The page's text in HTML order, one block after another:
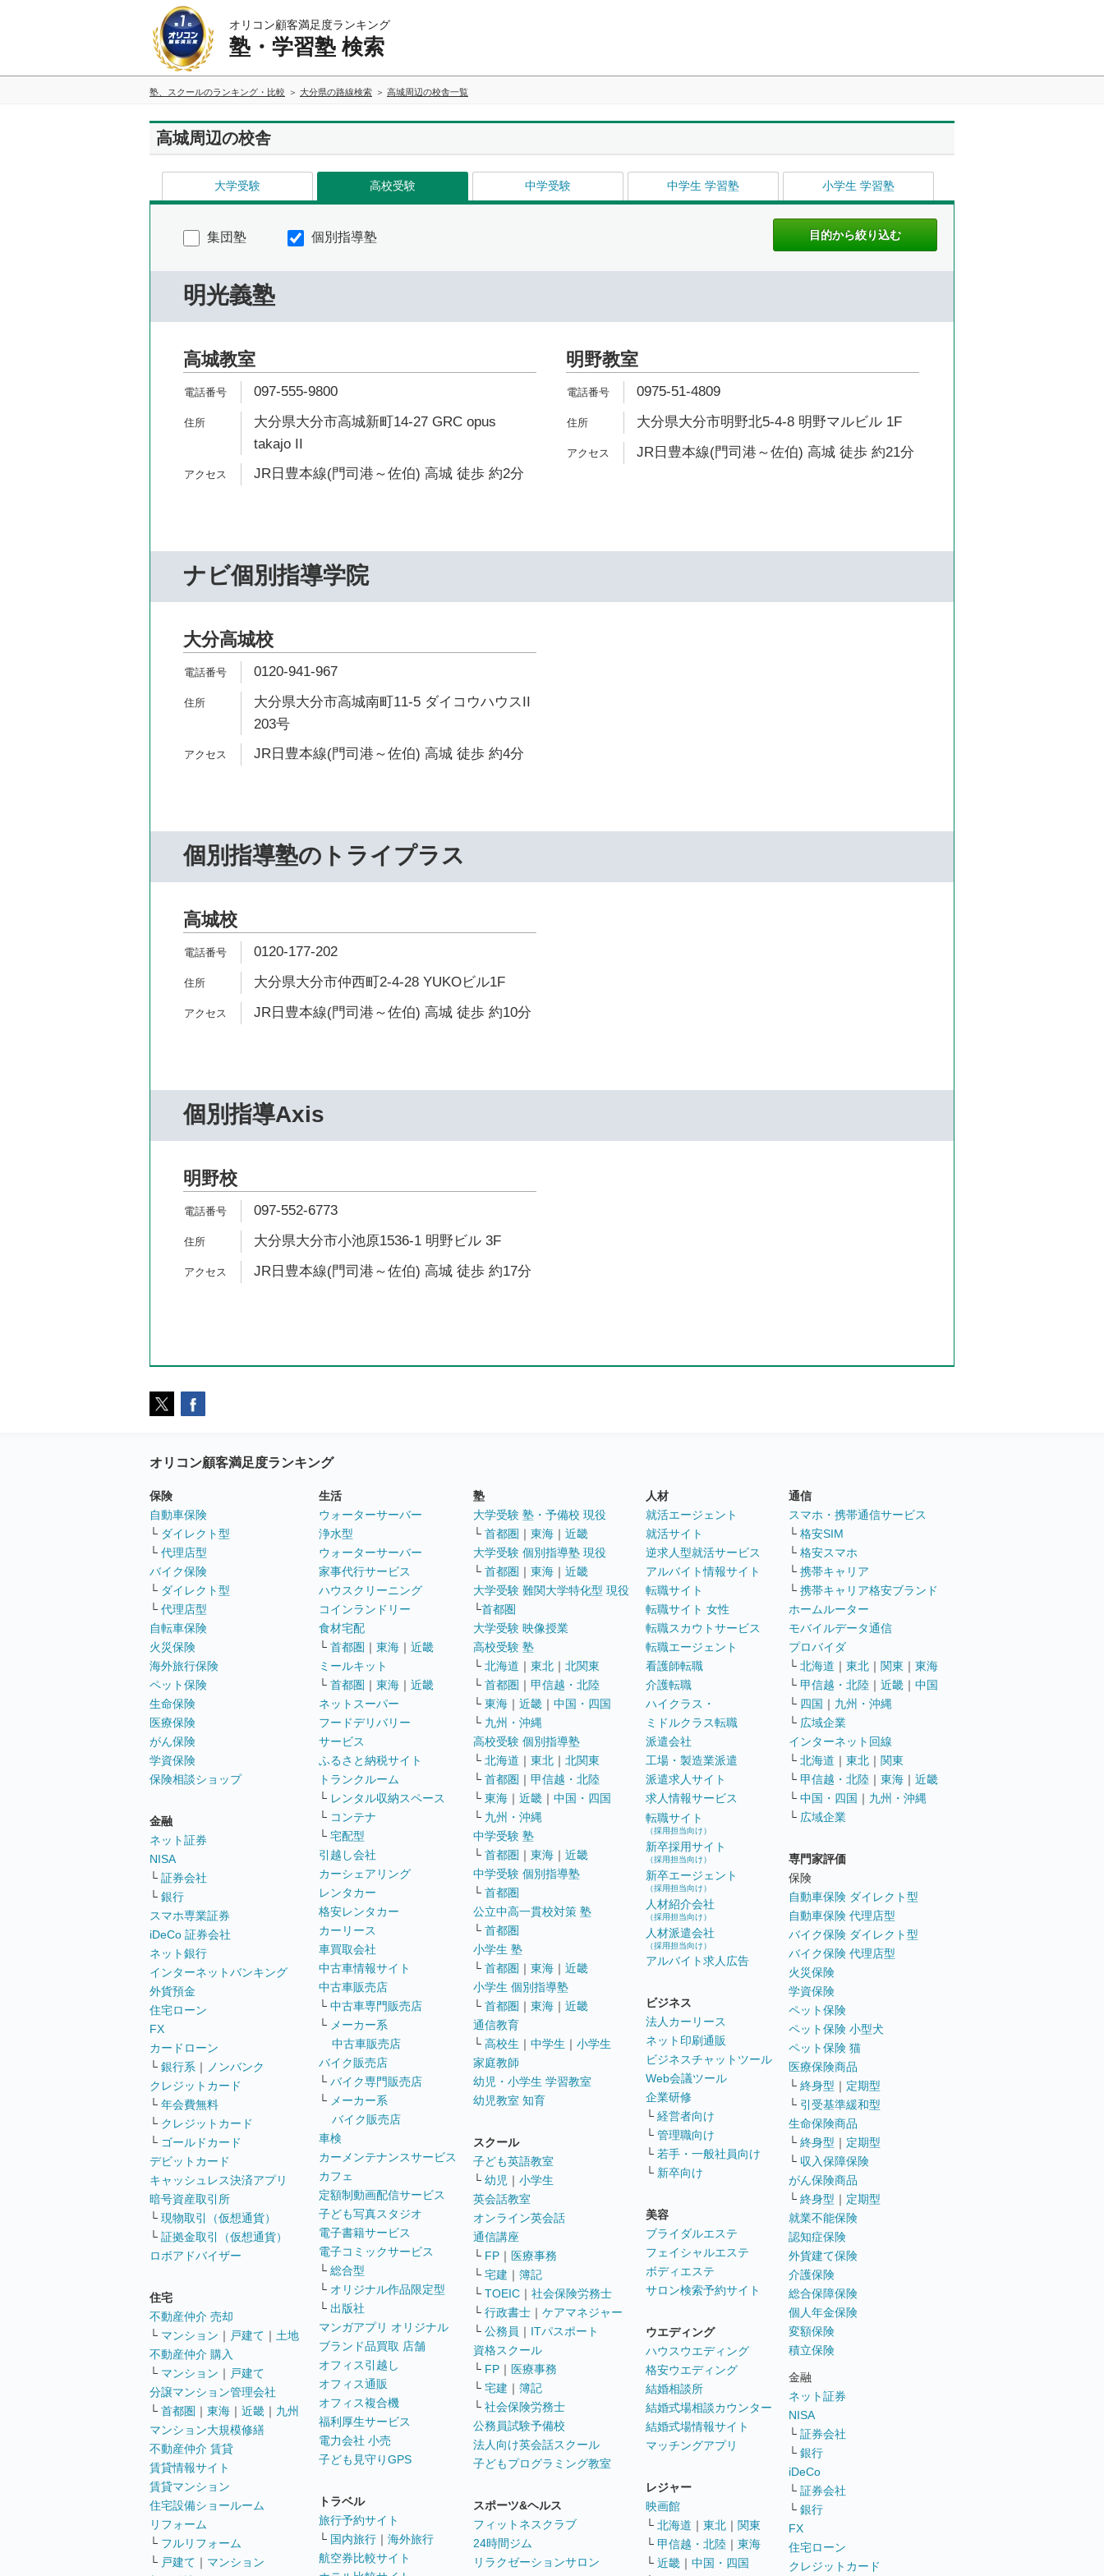
オリコン顧客満足度ランキング
塾・学習塾 検索
塾、スクールのランキング・比較 大分県の路線検索 高城周辺の校舎一覧
高城周辺の校舎
大学受験 高校受験 中学受験 中学生 学習塾 小学生 学習塾
集団塾 個別指導塾
明光義塾
高城教室
097-555-9800
大分県大分市高城新町14-27 GRC opus
takajo II
JR日豊本線(門司港～佐伯) 高城 徒歩 約2分
明野教室
0975-51-4809
大分県大分市明野北5-4-8 明野マルビル 1F
JR日豊本線(門司港～佐伯) 高城 徒歩 約21分
ナビ個別指導学院
大分高城校
0120-941-967
大分県大分市高城南町11-5 ダイコウハウスII
203号
JR日豊本線(門司港～佐伯) 高城 徒歩 約4分
個別指導塾のトライプラス
高城校
0120-177-202
大分県大分市仲西町2-4-28 YUKOビル1F
JR日豊本線(門司港～佐伯) 高城 徒歩 約10分
個別指導Axis
明野校
097-552-6773
大分県大分市小池原1536-1 明野ビル 3F
JR日豊本線(門司港～佐伯) 高城 徒歩 約17分
オリコン顧客満足度ランキング
保険
自動車保険
└ ダイレクト型
└ 代理店型
バイク保険
└ ダイレクト型
└ 代理店型
自転車保険
火災保険
海外旅行保険
ペット保険
生命保険
医療保険
がん保険
学資保険
保険相談ショップ
金融
ネット証券
NISA
└ 証券会社
└ 銀行
スマホ専業証券
iDeCo 証券会社
ネット銀行
インターネットバンキング
外貨預金
住宅ローン
FX
カードローン
└ 銀行系 ｜
ノンバンク
クレジットカード
└ 年会費無料
└ クレジットカード
└ ゴールドカード
デビットカード
キャッシュレス決済アプリ
暗号資産取引所
└ 現物取引（仮想通貨）
└ 証拠金取引（仮想通貨）
ロボアドバイザー
住宅
不動産仲介 売却
└ マンション ｜ 戸建て ｜ 土地
不動産仲介 購入
└ マンション ｜ 戸建て
分譲マンション管理会社
└ 首都圏 ｜ 東海 ｜ 近畿 ｜ 九州
マンション大規模修繕
不動産仲介 賃貸
賃貸情報サイト
賃貸マンション
住宅設備ショールーム
リフォーム
└ フルリフォーム
└ 戸建て ｜ マンション
生活
ウォーターサーバー
浄水型
ウォーターサーバー
家事代行サービス
ハウスクリーニング
コインランドリー
食材宅配
└ 首都圏 ｜ 東海 ｜ 近畿
ミールキット
└ 首都圏 ｜ 東海 ｜ 近畿
ネットスーパー
フードデリバリー
サービス
ふるさと納税サイト
トランクルーム
└ レンタル収納スペース
└ コンテナ
└ 宅配型
引越し会社
カーシェアリング
レンタカー
格安レンタカー
カーリース
車買取会社
中古車情報サイト
中古車販売店
└ 中古車専門販売店
└ メーカー系
中古車販売店
バイク販売店
└ バイク専門販売店
└ メーカー系
バイク販売店
車検
カーメンテナンスサービス
カフェ
定額制動画配信サービス
子ども写真スタジオ
電子書籍サービス
電子コミックサービス
└ 総合型
└ オリジナル作品限定型
└ 出版社
マンガアプリ オリジナル
ブランド品買取 店舗
オフィス引越し
オフィス通販
オフィス複合機
福利厚生サービス
電力会社 小売
子ども見守りGPS
トラベル
旅行予約サイト
└ 国内旅行 ｜ 海外旅行
航空券比較サイト
塾
大学受験 塾・予備校 現役
└ 首都圏 ｜ 東海 ｜ 近畿
大学受験 個別指導塾 現役
└ 首都圏 ｜ 東海 ｜ 近畿
大学受験 難関大学特化型 現役
└首都圏
大学受験 映像授業
高校受験 塾
└ 北海道 ｜ 東北 ｜ 北関東
└ 首都圏 ｜ 甲信越・北陸
└ 東海 ｜ 近畿 ｜ 中国・四国
└ 九州・沖縄
高校受験 個別指導塾
└ 北海道 ｜ 東北 ｜ 北関東
└ 首都圏 ｜ 甲信越・北陸
└ 東海 ｜ 近畿 ｜ 中国・四国
└ 九州・沖縄
中学受験 塾
└ 首都圏 ｜ 東海 ｜ 近畿
中学受験 個別指導塾
└ 首都圏
公立中高一貫校対策 塾
└ 首都圏
小学生 塾
└ 首都圏 ｜ 東海 ｜ 近畿
小学生 個別指導塾
└ 首都圏 ｜ 東海 ｜ 近畿
通信教育
└ 高校生 ｜ 中学生 ｜ 小学生
家庭教師
幼児・小学生 学習教室
幼児教室 知育
スクール
子ども英語教室
└ 幼児 ｜ 小学生
英会話教室
オンライン英会話
通信講座
└ FP ｜ 医療事務
└ 宅建 ｜ 簿記
└ TOEIC ｜ 社会保険労務士
└ 行政書士 ｜ ケアマネジャー
└ 公務員 ｜ ITパスポート
資格スクール
└ FP ｜ 医療事務
└ 宅建 ｜ 簿記
└ 社会保険労務士
公務員試験予備校
法人向け英会話スクール
子どもプログラミング教室
スポーツ&ヘルス
フィットネスクラブ
24時間ジム
リラクゼーションサロン
人材
就活エージェント
就活サイト
逆求人型就活サービス
アルバイト情報サイト
転職サイト
転職サイト 女性
転職スカウトサービス
転職エージェント
看護師転職
介護転職
ハイクラス・
ミドルクラス転職
派遣会社
工場・製造業派遣
派遣求人サイト
求人情報サービス
転職サイト
（採用担当向け）
新卒採用サイト
（採用担当向け）
新卒エージェント
（採用担当向け）
人材紹介会社
（採用担当向け）
人材派遣会社
（採用担当向け）
アルバイト求人広告
ビジネス
法人カーリース
ネット印刷通販
ビジネスチャットツール
Web会議ツール
企業研修
└ 経営者向け
└ 管理職向け
└ 若手・一般社員向け
└ 新卒向け
美容
ブライダルエステ
フェイシャルエステ
ボディエステ
サロン検索予約サイト
ウエディング
ハウスウエディング
格安ウエディング
結婚相談所
結婚式場相談カウンター
結婚式場情報サイト
マッチングアプリ
レジャー
映画館
└ 北海道 ｜ 東北 ｜ 関東
└ 甲信越・北陸 ｜ 東海
└ 近畿 ｜ 中国・四国
通信
スマホ・携帯通信サービス
└ 格安SIM
└ 格安スマホ
└ 携帯キャリア
└ 携帯キャリア格安ブランド
ホームルーター
モバイルデータ通信
プロバイダ
└ 北海道 ｜ 東北 ｜ 関東 ｜ 東海
└ 甲信越・北陸 ｜ 近畿 ｜ 中国
└ 四国 ｜ 九州・沖縄
└ 広域企業
インターネット回線
└ 北海道 ｜ 東北 ｜ 関東
└ 甲信越・北陸 ｜ 東海 ｜ 近畿
└ 中国・四国 ｜ 九州・沖縄
└ 広域企業
専門家評価
保険
自動車保険 ダイレクト型
自動車保険 代理店型
バイク保険 ダイレクト型
バイク保険 代理店型
火災保険
学資保険
ペット保険
ペット保険 小型犬
ペット保険 猫
医療保険商品
└ 終身型 ｜ 定期型
└ 引受基準緩和型
生命保険商品
└ 終身型 ｜ 定期型
└ 収入保障保険
がん保険商品
└ 終身型 ｜ 定期型
就業不能保険
認知症保険
外貨建て保険
介護保険
総合保障保険
個人年金保険
変額保険
積立保険
金融
ネット証券
NISA
└ 証券会社
└ 銀行
iDeCo
└ 証券会社
└ 銀行
FX
住宅ローン
クレジットカード